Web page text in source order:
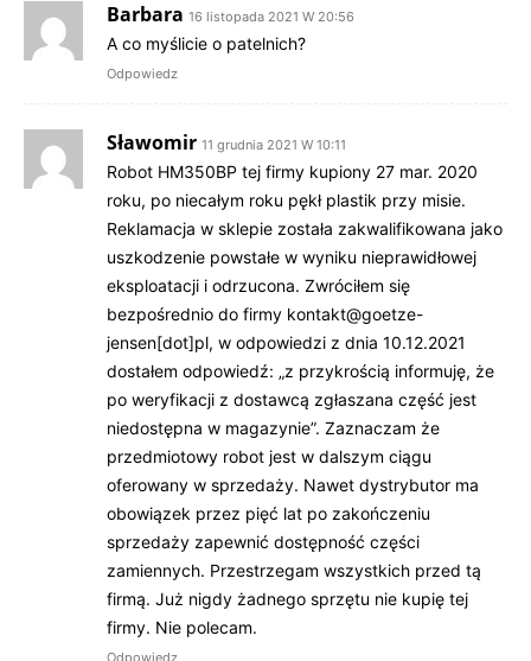
Barbara 16 listopada 2021 W 20:56
A co myślicie o patelnich?
Odpowiedz
Sławomir 11 grudnia 2021 W 10:11
Robot HM350BP tej firmy kupiony 27 mar. 2020
roku, po niecałym roku pękł plastik przy misie.
Reklamacja w sklepie została zakwalifikowana jako
uszkodzenie powstałe w wyniku nieprawidłowej
eksploatacji i odrzucona. Zwróciłem się
bezpośrednio do firmy kontakt@goetze-
jensen[dot]pl, w odpowiedzi z dnia 10.12.2021
dostałem odpowiedź: „z przykrością informuję, że
po weryfikacji z dostawcą zgłaszana część jest
niedostępna w magazynie”. Zaznaczam że
przedmiotowy robot jest w dalszym ciągu
oferowany w sprzedaży. Nawet dystrybutor ma
obowiązek przez pięć lat po zakończeniu
sprzedaży zapewnić dostępność części
zamiennych. Przestrzegam wszystkich przed tą
firmą. Już nigdy żadnego sprzętu nie kupię tej
firmy. Nie polecam.
Odpowiedz